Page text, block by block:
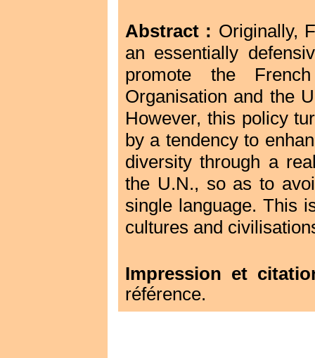
Abstract : Originally,
an essentially
promote the
Organisation and the
However, this policy
by a tendency to
diversity through a
the U.N., so as to
single language. This
cultures and
Impression et
référence.